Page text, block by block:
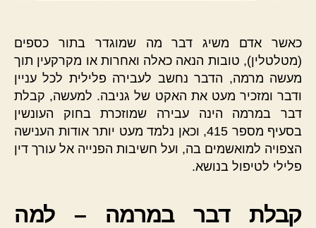
כאשר אדם משיג דבר מה שמוגדר בתור כספים
(מטלטלין), טובות הנאה כאלה ואחרות או מקרקעין תוך
מעשה מרמה, הדבר נחשב לעבירה פלילית לכל עניין
ודבר ומזכיר מעט את האקט של גניבה. למעשה, קבלת
דבר במרמה הינה עבירה שמוזכרת בחוק העונשין
בסעיף מספר 415, וכאן נלמד מעט יותר אודות הענישה
הצפויה למואשמים בה, ועל חשיבות הפנייה אל עורך דין
פלילי לטיפול בנושא.
קבלת דבר במרמה – למה